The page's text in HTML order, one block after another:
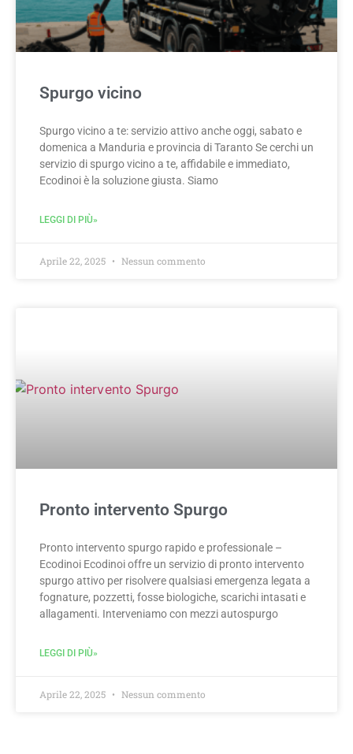
Spurgo vicino
Spurgo vicino a te: servizio attivo anche oggi, sabato e
domenica a Manduria e provincia di Taranto Se cerchi un
servizio di spurgo vicino a te, affidabile e immediato,
Ecodinoi è la soluzione giusta. Siamo
LEGGI DI PIÙ»
Aprile 22, 2025 Nessun commento
Pronto intervento Spurgo
Pronto intervento spurgo rapido e professionale –
Ecodinoi Ecodinoi offre un servizio di pronto intervento
spurgo attivo per risolvere qualsiasi emergenza legata a
fognature, pozzetti, fosse biologiche, scarichi intasati e
allagamenti. Interveniamo con mezzi autospurgo
LEGGI DI PIÙ»
Aprile 22, 2025 Nessun commento